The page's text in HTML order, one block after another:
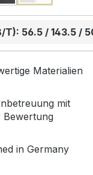
T): 56.5 / 143.5 /
Materialien
mit
Bewertung
in Germany